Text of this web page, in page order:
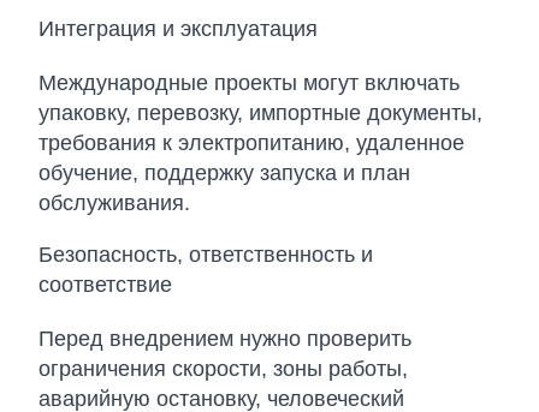
Интеграция и эксплуатация
Международные проекты могут включать
упаковку, перевозку, импортные документы,
требования к электропитанию, удаленное
обучение, поддержку запуска и план
обслуживания.
Безопасность, ответственность и
соответствие
Перед внедрением нужно проверить
ограничения скорости, зоны работы,
аварийную остановку, человеческий